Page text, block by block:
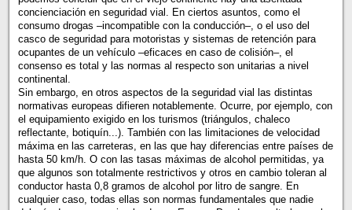
concienciación en seguridad vial. En ciertos asuntos, como el
consumo drogas –incompatible con la conducción–, o el uso del
casco de seguridad para motoristas y sistemas de retención para
ocupantes de un vehículo –eficaces en caso de colisión–, el
consenso es total y las normas al respecto son unitarias a nivel
continental.
Sin embargo, en otros aspectos de la seguridad vial las distintas
normativas europeas difieren notablemente. Ocurre, por ejemplo, con
el equipamiento exigido en los turismos (triángulos, chaleco
reflectante, botiquín...). También con las limitaciones de velocidad
máxima en las carreteras, en las que hay diferencias entre países de
hasta 50 km/h. O con las tasas máximas de alcohol permitidas, ya
que algunos son totalmente restrictivos y otros en cambio toleran al
conductor hasta 0,8 gramos de alcohol por litro de sangre. En
cualquier caso, todas ellas son normas fundamentales que nadie